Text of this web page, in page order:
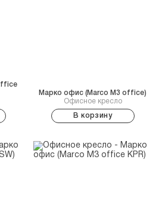
Офисное кресло
Марко офис (Marco M3 office)
В корзину